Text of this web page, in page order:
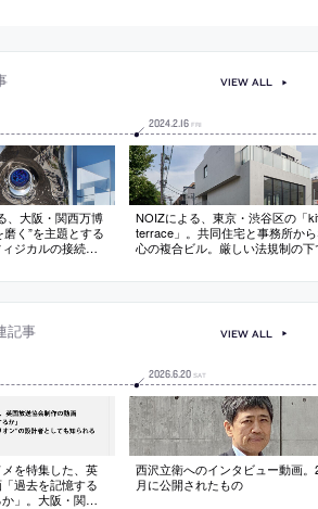
、大阪・関西万博
磨く”を主題とする
ジカルの接続を
築を考案。風と共
2024.2.16 FRI
NOIZによる、東京・渋谷区の「
terrace」。共同住宅と事務所か
心の複合ビル。厳しい法規制の下
分節”等で周辺のスケールとの調
風景や自然の感受も意図
VIEW ALL
記事
を特集した、英
過去を記憶する
」。大阪・関西
2026.6.20 SAT
西沢立衛へのインタビュー動画。
月に公開されたもの
VIEW ALL